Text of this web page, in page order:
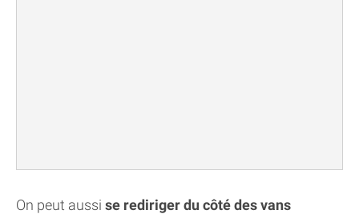
On peut aussi se rediriger du côté des vans